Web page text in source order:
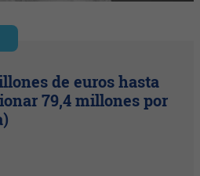
de euros hasta
79,4 millones por